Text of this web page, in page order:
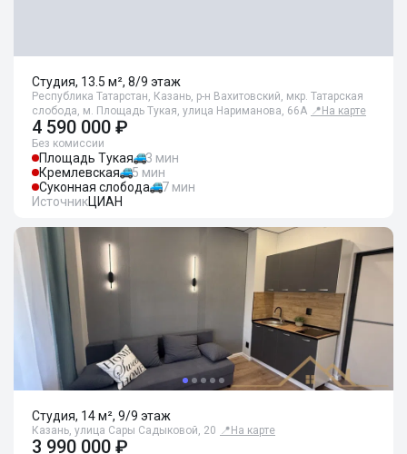
Студия, 13.5 м², 8/9 этаж
Республика Татарстан, Казань, р-н Вахитовский, мкр. Татарская
слобода, м. Площадь Тукая, улица Нариманова, 66А 📍 На карте
4 590 000 ₽
Без комиссии
Площадь Тукая
3 мин
Кремлевская
5 мин
Суконная слобода
7 мин
ИсточникЦИАН
Студия, 14 м², 9/9 этаж
Казань, улица Сары Садыковой, 20 📍 На карте
3 990 000 ₽